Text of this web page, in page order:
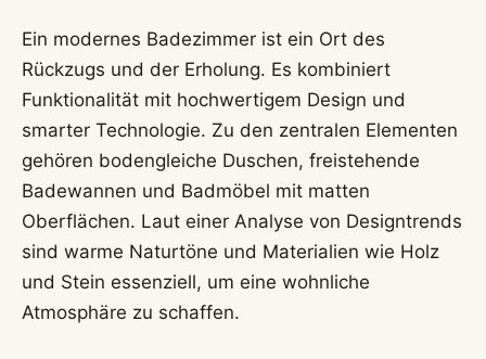
Ein modernes Badezimmer ist ein Ort des
Rückzugs und der Erholung. Es kombiniert
Funktionalität mit hochwertigem Design und
smarter Technologie. Zu den zentralen Elementen
gehören bodengleiche Duschen, freistehende
Badewannen und Badmöbel mit matten
Oberflächen. Laut einer Analyse von Designtrends
sind warme Naturtöne und Materialien wie Holz
und Stein essenziell, um eine wohnliche
Atmosphäre zu schaffen.